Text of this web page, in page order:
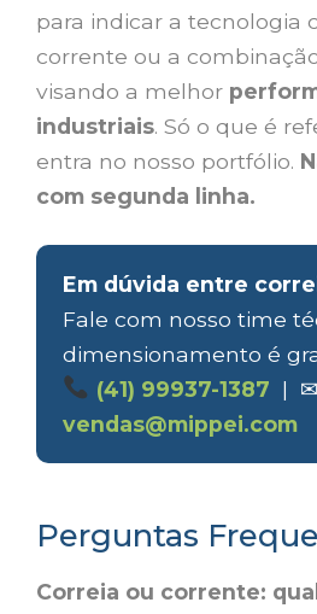
para indicar a tecnologia
corrente ou a
visando a melhor
industriais. Só o que é
entra no nosso portfólio.
com segunda linha.
Em dúvida entre
Fale com nosso time
dimensionamento é
(41) 99937-1387 | ✉
vendas@mippei.com
Perguntas
Correia ou corrente: